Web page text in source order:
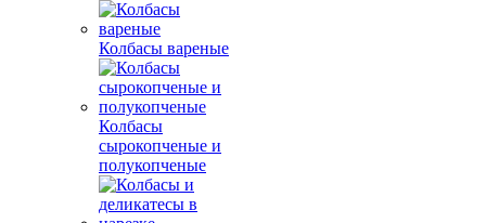
Колбасы вареные
Колбасы
сырокопченые и
полукопченые